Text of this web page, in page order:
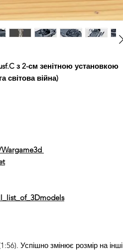
з 2-см зенітною установкою
світова війна)
Успішно змінює розмір на інші